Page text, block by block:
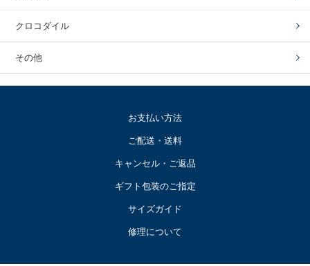
クロコダイル
その他
お支払い方法
ご配送・送料
キャンセル・ご返品
ギフト包装のご指定
サイズガイド
修理について